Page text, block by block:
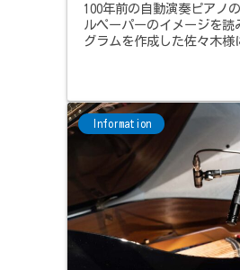
100年前の自動演奏ピアノ
ルペーパーのイメージを
グラムを作成した佐々木様
Information